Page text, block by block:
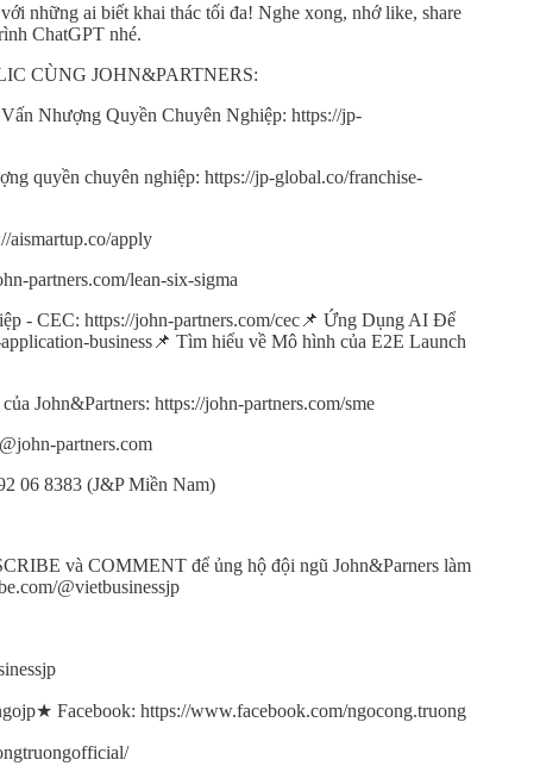
những ai biết khai thác tối đa! Nghe xong, nhớ like, share
ChatGPT nhé.
CÙNG JOHN&PARTNERS:
Nhượng Quyền Chuyên Nghiệp: https://jp-
quyền chuyên nghiệp: https://jp-global.co/franchise-
apply
partners.com/lean-six-sigma
- CEC: https://john-partners.com/cec📌 Ứng Dụng AI Để
business📌 Tìm hiểu về Mô hình của E2E Launch
John&Partners: https://john-partners.com/sme
partners.com
06 8383 (J&P Miền Nam)
và COMMENT để ủng hộ đội ngũ John&Parners làm
@vietbusinessjp
Facebook: https://www.facebook.com/ngocong.truong